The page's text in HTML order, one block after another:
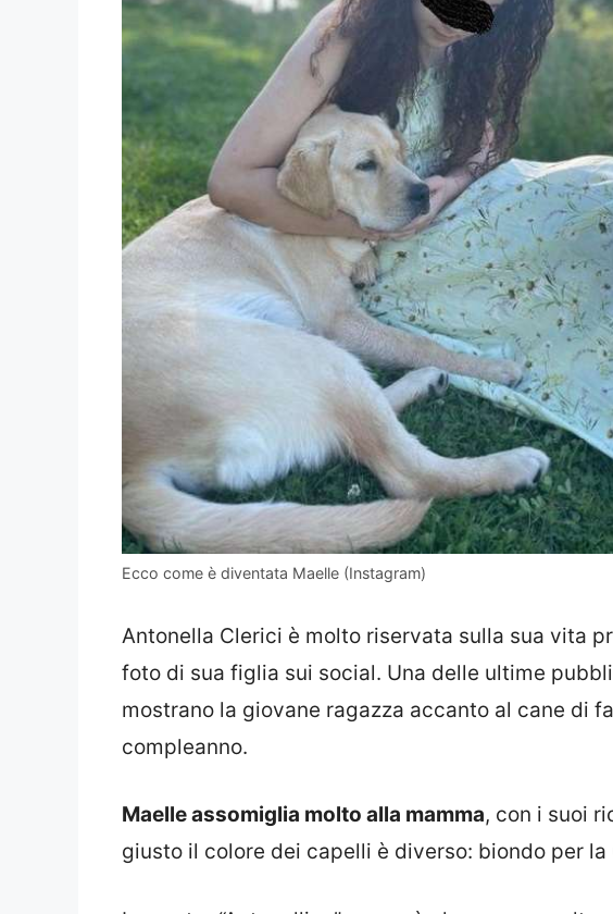
Ecco come è diventata Maelle (Instagram)
Antonella Clerici è molto riservata sulla sua vita
foto di sua figlia sui social. Una delle ultime
mostrano la giovane ragazza accanto al cane di
compleanno.
Maelle assomiglia molto alla mamma, con i suoi
giusto il colore dei capelli è diverso: biondo per